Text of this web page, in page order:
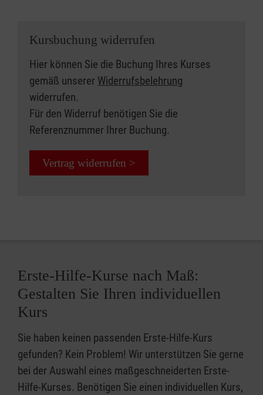
Kursbuchung widerrufen
Hier können Sie die Buchung Ihres Kurses
gemäß unserer Widerrufsbelehrung
widerrufen.
Für den Widerruf benötigen Sie die
Referenznummer Ihrer Buchung.
Vertrag widerrufen >
Erste-Hilfe-Kurse nach Maß:
Gestalten Sie Ihren individuellen
Kurs
Sie haben keinen passenden Erste-Hilfe-Kurs
gefunden? Kein Problem! Wir unterstützen Sie gerne
bei der Auswahl eines maßgeschneiderten Erste-
Hilfe-Kurses. Benötigen Sie einen individuellen Kurs,